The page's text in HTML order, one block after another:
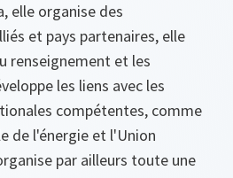
elle organise des
et pays partenaires, elle
renseignement et les
les liens avec les
compétentes, comme
de l'énergie et l'Union
par ailleurs toute une